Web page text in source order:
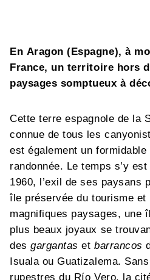
En Aragon (Espagne), à
France, un territoire hors
paysages somptueux à
Cette terre espagnole de la
connue de tous les
est également un
randonnée. Le temps s’y
1960, l’exil de ses paysans
île préservée du tourisme et
magnifiques paysages,
plus beaux joyaux se
desgargantas et barrancos
Isuala ou Guatizalema.
rupestres du Río Vero, la